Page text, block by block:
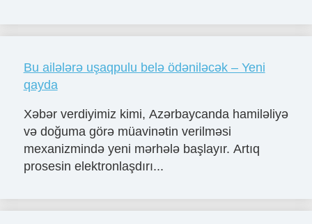
Bu ailələrə uşaqpulu belə ödəniləcək – Yeni
qayda
Xəbər verdiyimiz kimi, Azərbaycanda hamiləliyə
və doğuma görə müavinətin verilməsi
mexanizmində yeni mərhələ başlayır. Artıq
prosesin elektronlaşdırı...